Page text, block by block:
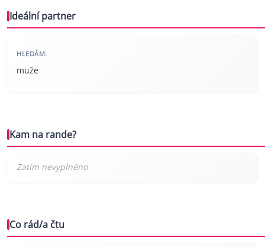
Ideální partner
HLEDÁM:
muže
Kam na rande?
Co rád/a čtu